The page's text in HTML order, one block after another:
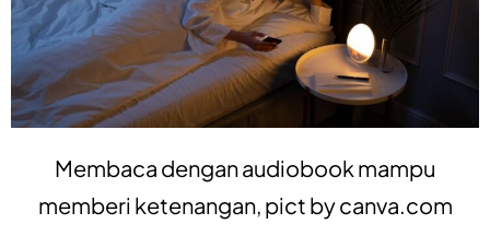
Membaca dengan audiobook mampu
memberi ketenangan, pict bycanva.com